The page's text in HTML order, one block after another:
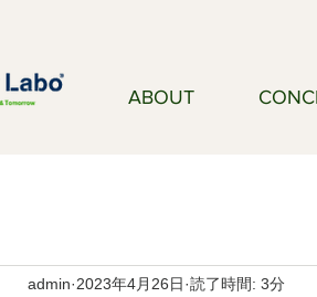
ABOUT
admin 2023年4月26日 読了時間: 3分